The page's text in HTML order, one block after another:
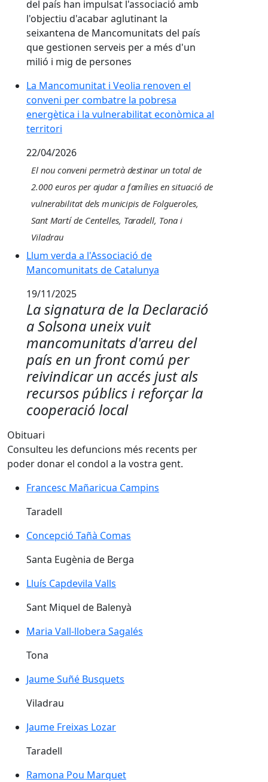
del país han impulsat l'associació amb
l'objectiu d'acabar aglutinant la
seixantena de Mancomunitats del país
que gestionen serveis per a més d'un
milió i mig de persones
La Mancomunitat i Veolia renoven el conveni per
La Mancomunitat i Veolia renoven el
conveni per combatre la pobresa
energètica i la vulnerabilitat econòmica al
territori
22/04/2026
El nou convenipermetrà destinar untotal de
2.000 euros perajudar afamíliesensituacióde
vulnerabilitatdelsmunicipisde Folgueroles,
SantMartíde Centelles, Taradell, Tona i
Viladrau
Llum verda a l'Associació de Mancomunitats de
Llum verda a l'Associació de
Mancomunitats de Catalunya
19/11/2025
La signatura de la Declaració
a Solsona uneix vuit
mancomunitats d'arreu del
país en un front comú per
reivindicar un accés just als
recursos públics i reforçar la
cooperació local
Obituari
Consulteu les defuncions més recents per
poder donar el condol a la vostra gent.
Francesc Mañaricua Campins
Taradell
Concepció Tañà Comas
Santa Eugènia de Berga
Lluís Capdevila Valls
Sant Miquel de Balenyà
Maria Vall-llobera Sagalés
Tona
Jaume Suñé Busquets
Viladrau
Jaume Freixas Lozar
Taradell
Ramona Pou Marquet